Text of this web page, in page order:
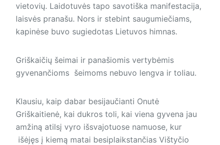
vietovių. Laidotuvės tapo savotiška manifestacija,
laisvės pranašu. Nors ir stebint saugumiečiams,
kapinėse buvo sugiedotas Lietuvos himnas.
Griškaičių šeimai ir panašiomis vertybėmis
gyvenančioms šeimoms nebuvo lengva ir toliau.
Klausiu, kaip dabar besijaučianti Onutė
Griškaitienė, kai dukros toli, kai viena gyvena jau
amžiną atilsį vyro išsvajotuose namuose, kur
išėjęs į kiemą matai besiplaikstančias Vištyčio